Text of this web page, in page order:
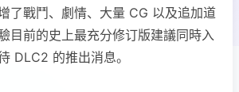
了戰鬥、劇情、大量 CG 以及追加道
目前的史上最充分修订版建議同時入
DLC2 的推出消息。